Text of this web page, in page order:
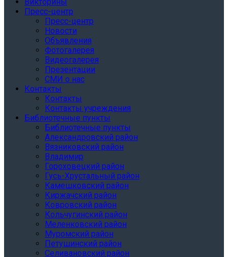
Викторины
Пресс-центр
Пресс-центр
Новости
Объявления
Фотогалерея
Видеогалерея
Презентации
СМИ о нас
Контакты
Контакты
Контакты учреждения
Библиотечные пункты
Библиотечные пункты
Александровский район
Вязниковский район
Владимир
Гороховецкий район
Гусь-Хрустальный район
Камешковский район
Киржачский район
Ковровский район
Кольчугинский район
Меленковский район
Муромский район
Петушинский район
Селивановский район